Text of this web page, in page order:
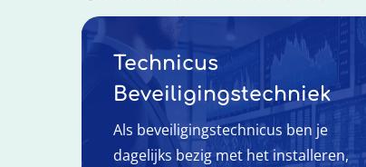
Technicus
Beveiligingstechniek
Als beveiligingstechnicus ben je
dagelijks bezig met het installeren,